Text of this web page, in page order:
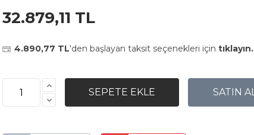
32.879,11 TL
4.890,77 TL'den başlayan taksit seçenekleri için tıklayın.